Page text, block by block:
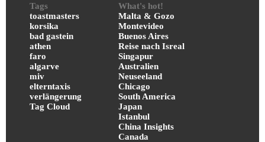
Tags
toastmasters
korsika
bad gastein
athen
faro
algarve
miv
elterntaxis
verlängerung
Tag Cloud
What's hot!
Malta & Gozo
Montevideo
Buenos Aires
Reise nach Isreal
Singapur
Australien
Neuseeland
Chicago
South America
Japan
Istanbul
China Insights
Canada